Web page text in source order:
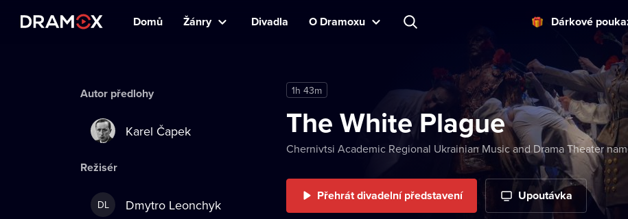
Domů Žánry Divadla O Dramoxu Dárkové
1h 43m
The White Plague
Chernivtsi Academic Regional Ukrainian Music and Drama Theater
Přehrát divadelní představení Upoutávka
Autor předlohy
Karel Čapek
Režisér
DL Dmytro Leonchyk